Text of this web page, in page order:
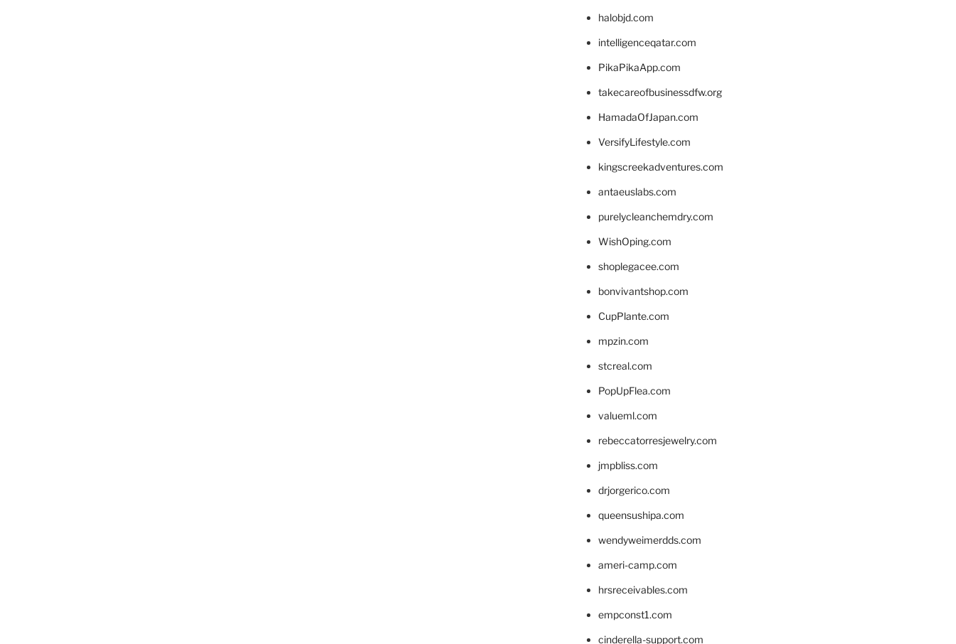
halobjd.com
intelligenceqatar.com
PikaPikaApp.com
takecareofbusinessdfw.org
HamadaOfJapan.com
VersifyLifestyle.com
kingscreekadventures.com
antaeuslabs.com
purelycleanchemdry.com
WishOping.com
shoplegacee.com
bonvivantshop.com
CupPlante.com
mpzin.com
stcreal.com
PopUpFlea.com
valueml.com
rebeccatorresjewelry.com
jmpbliss.com
drjorgerico.com
queensushipa.com
wendyweimerdds.com
ameri-camp.com
hrsreceivables.com
empconst1.com
cinderella-support.com